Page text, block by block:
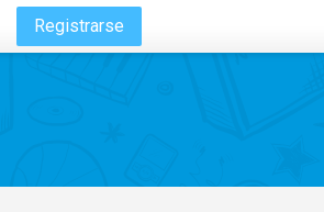
Registrarse